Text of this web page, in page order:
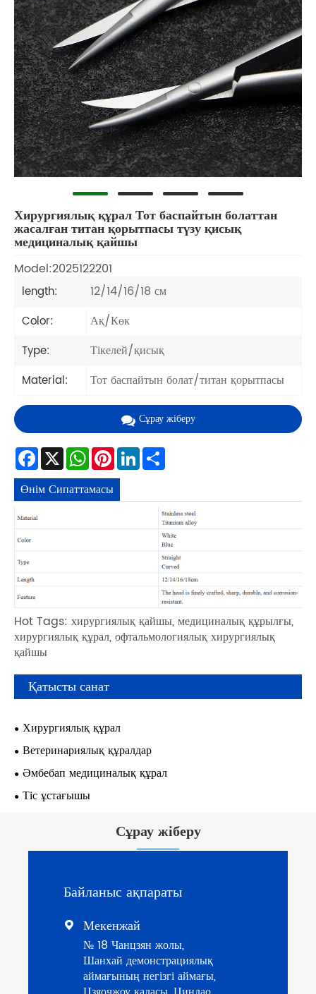
Хирургиялық құрал Тот баспайтын болаттан
жасалған титан қорытпасы түзу қисық
медициналық қайшы
Model:2025122201
length: 12/14/16/18 см
Color: Ақ/Көк
Type: Тікелей/қисық
Material: Тот баспайтын болат/титан қорытпасы
Сұрау жіберу
Facebook
X WhatsApp
Pinterest
LinkedIn
Өнім Сипаттамасы
Hot Tags: хирургиялық қайшы, медициналық құрылғы,
хирургиялық құрал, офтальмологиялық хирургиялық
қайшы
Қатысты санат
Хирургиялық құрал
Ветеринариялық құралдар
Әмбебап медициналық құрал
Тіс ұстағышы
Сұрау жіберу
Байланыс ақпараты
 Мекенжай
№ 18 Чанцзян жолы,
Шанхай демонстрациялық
аймағының негізгі аймағы,